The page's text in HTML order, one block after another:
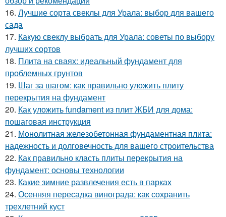
16. Лучшие сорта свеклы для Урала: выбор для вашего
сада
17. Какую свеклу выбрать для Урала: советы по выбору
лучших сортов
18. Плита на сваях: идеальный фундамент для
проблемных грунтов
19. Шаг за шагом: как правильно уложить плиту
перекрытия на фундамент
20. Как уложить fundament из плит ЖБИ для дома:
пошаговая инструкция
21. Монолитная железобетонная фундаментная плита:
надежность и долговечность для вашего строительства
22. Как правильно класть плиты перекрытия на
фундамент: основы технологии
23. Какие зимние развлечения есть в парках
24. Осенняя пересадка винограда: как сохранить
трехлетний куст